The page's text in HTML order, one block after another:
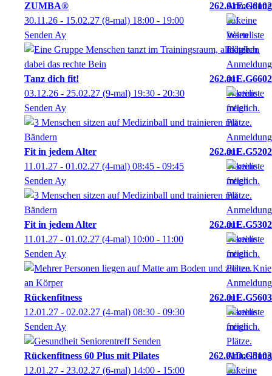
ZUMBA®
262.01E.G6102
30.11.26 - 15.02.27 (8-mal) 18:00 - 19:00
Senden Ay
Tanz dich fit!
262.01E.G6602
03.12.26 - 25.02.27 (9-mal) 19:30 - 20:30
Senden Ay
Fit in jedem Alter
262.01E.G5202
11.01.27 - 01.02.27 (4-mal) 08:45 - 09:45
Senden Ay
Fit in jedem Alter
262.01E.G5302
11.01.27 - 01.02.27 (4-mal) 10:00 - 11:00
Senden Ay
Rückenfitness
262.01E.G5603
12.01.27 - 02.02.27 (4-mal) 08:30 - 09:30
Senden Ay
Rückenfitness 60 Plus mit Pilates
262.01D.G5103
12.01.27 - 23.02.27 (6-mal) 14:00 - 15:00